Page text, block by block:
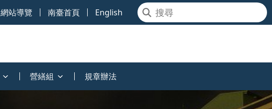
網站導覽 南臺首頁 English
營繕組 規章辦法